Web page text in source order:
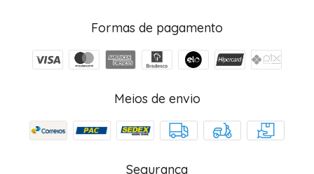
Formas de pagamento
Meios de envio
Segurança